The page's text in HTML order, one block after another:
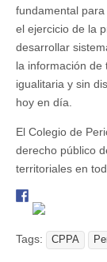
fundamental
el ejercicio de la
desarrollar
la información de
igualitaria y sin
hoy en día.
El Colegio de
derecho público
territoriales en
Tags: CPPA